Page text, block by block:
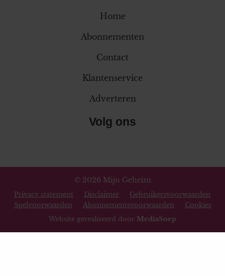
Home
Abonnementen
Contact
Klantenservice
Adverteren
Volg ons
© 2026 Mijn Geheim
Privacy statement Disclaimer
Gebruikersvoorwaarden
Spelvoorwaarden
Abonnementsvoorwaarden
Cookies
Website gerealiseerd door MediaSoep